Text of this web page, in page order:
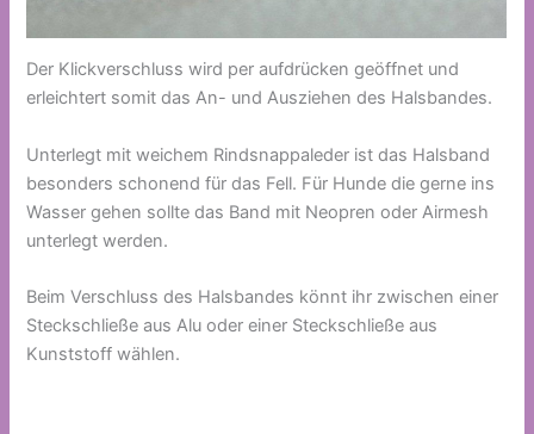
Der Klickverschluss wird per aufdrücken geöffnet und
erleichtert somit das An- und Ausziehen des Halsbandes.
Unterlegt mit weichem Rindsnappaleder ist das Halsband
besonders schonend für das Fell. Für Hunde die gerne ins
Wasser gehen sollte das Band mit Neopren oder Airmesh
unterlegt werden.
Beim Verschluss des Halsbandes könnt ihr zwischen einer
Steckschließe aus Alu oder einer Steckschließe aus
Kunststoff wählen.